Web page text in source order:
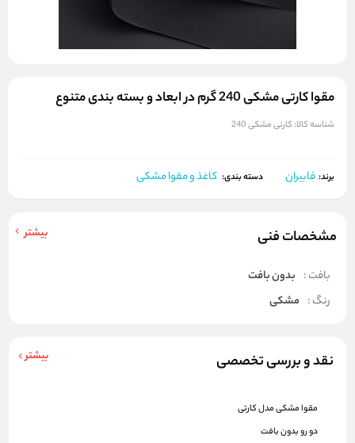
مقوا کارتی مشکی 240 گرم در ابعاد و بسته بندی متنوع
شناسه کالا: کارتی مشکی 240
برند: فابیران دسته بندی: کاغذ و مقوا مشکی
مشخصات فنی بیشتر
بافت : بدون بافت
رنگ : مشکی
نقد و بررسی تخصصی بیشتر
مقوا مشکی مدل کارتی
دو رو بدون بافت